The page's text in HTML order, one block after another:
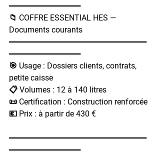
═════════════
📁 COFFRE ESSENTIAL HES —
Documents courants
═════════════════════════
═════════════
🎯 Usage : Dossiers clients, contrats,
petite caisse
📋 Volumes : 12 à 140 litres
📜 Certification : Construction renforcée
💶 Prix : à partir de 430 €
═════════════════════════
═════════════